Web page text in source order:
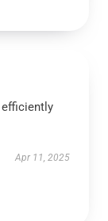
Apr 11, 2025